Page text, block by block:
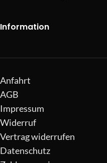
Information
Anfahrt
AGB
Impressum
Widerruf
Vertrag widerrufen
Datenschutz